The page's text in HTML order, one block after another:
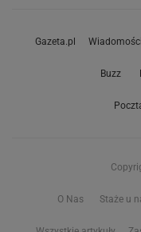
Gazeta.pl Wiadomości
Buzz
O Nas Staże u